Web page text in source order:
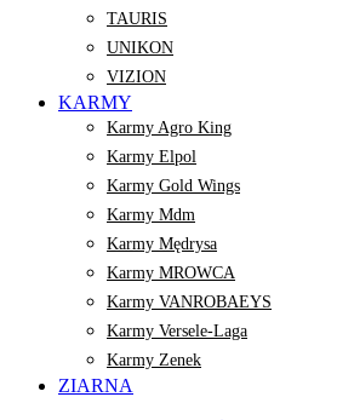
TAURIS
UNIKON
VIZION
KARMY
Karmy Agro King
Karmy Elpol
Karmy Gold Wings
Karmy Mdm
Karmy Mędrysa
Karmy MROWCA
Karmy VANROBAEYS
Karmy Versele-Laga
Karmy Zenek
ZIARNA